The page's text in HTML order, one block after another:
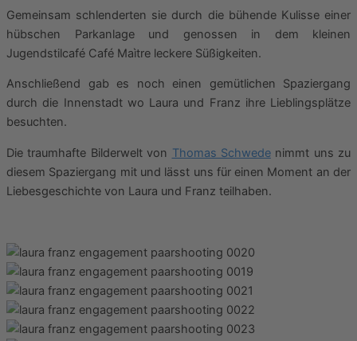
Gemeinsam schlenderten sie durch die bühende Kulisse einer
hübschen Parkanlage und genossen in dem kleinen
Jugendstilcafé Café Maìtre leckere Süßigkeiten.
Anschließend gab es noch einen gemütlichen Spaziergang
durch die Innenstadt wo Laura und Franz ihre Lieblingsplätze
besuchten.
Die traumhafte Bilderwelt von Thomas Schwedenimmt uns zu
diesem Spaziergang mit und lässt uns für einen Moment an der
Liebesgeschichte von Laura und Franz teilhaben.